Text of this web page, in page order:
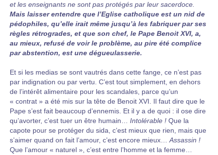
et les enseignants ne sont pas protégés par leur sacerdoce.
Mais laisser entendre que l’Eglise catholique est un nid de
pédophiles, qu’elle irait même jusqu’à les fabriquer par ses
règles rétrogrades, et que son chef, le Pape Benoit XVI, a,
au mieux, refusé de voir le problème, au pire été complice
par abstention, est une dégueulasserie.
Et si les medias se sont vautrés dans cette fange, ce n’est pas
par indignation ou par vertu. C’est tout simplement, en dehors
de l’intérêt alimentaire pour les scandales, parce qu’un
« contrat » a été mis sur la tête de Benoit XVI. Il faut dire que le
Pape s’est fait beaucoup d’ennemis. Et il y a de quoi : il ose dire
qu’avorter, c’est tuer un être humain… Intolérable ! Que la
capote pour se protéger du sida, c’est mieux que rien, mais que
s’aimer quand on fait l’amour, c’est encore mieux… Assassin !
Que l’amour « naturel », c’est entre l’homme et la femme…